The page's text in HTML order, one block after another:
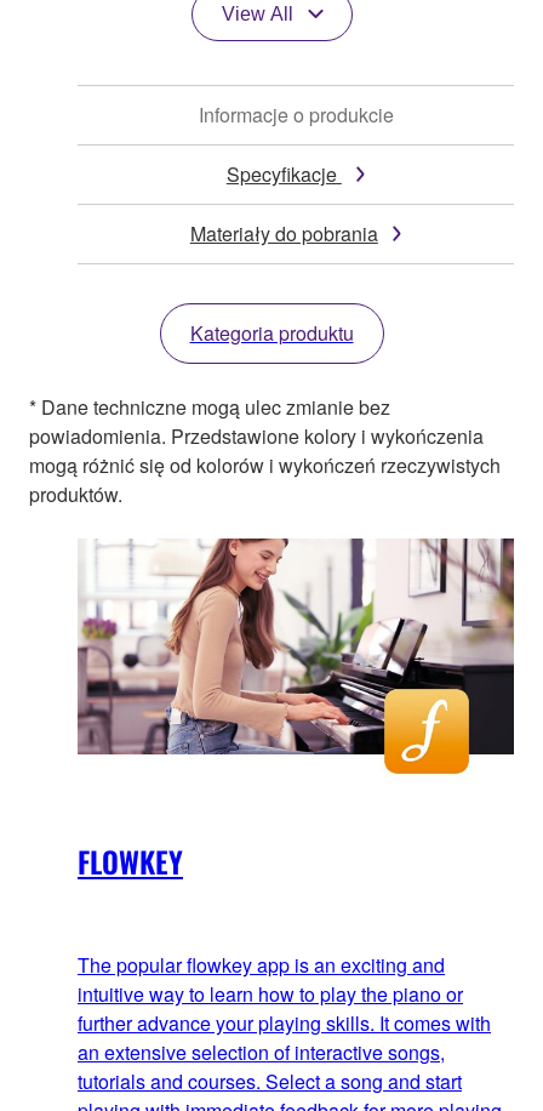
View All
Informacje o produkcie
Specyfikacje
Materiały do pobrania
Kategoria produktu
* Dane techniczne mogą ulec zmianie bez
powiadomienia. Przedstawione kolory i wykończenia
mogą różnić się od kolorów i wykończeń rzeczywistych
produktów.
FLOWKEY
The popular flowkey app is an exciting and
intuitive way to learn how to play the piano or
further advance your playing skills. It comes with
an extensive selection of interactive songs,
tutorials and courses. Select a song and start